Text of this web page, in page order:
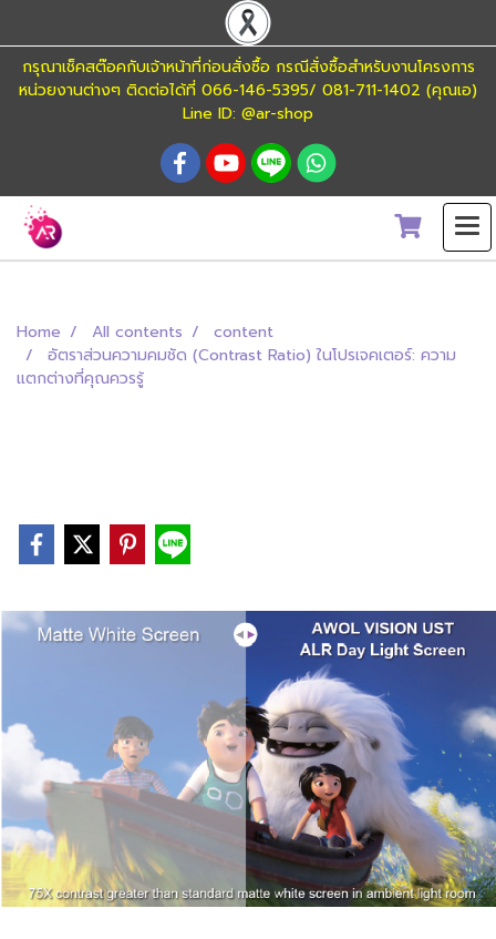
กรุณาเช็คสต๊อคกับเจ้าหน้าที่ก่อนสั่งซื้อ กรณีสั่งซื้อสำหรับงานโครงการ
หน่วยงานต่างๆ ติดต่อได้ที่ 066-146-5395/ 081-711-1402 (คุณเอ)
Line ID: @ar-shop
Home All contents
content
อัตราส่วนความคมชัด (Contrast Ratio) ในโปรเจคเตอร์: ความ
แตกต่างที่คุณควรรู้